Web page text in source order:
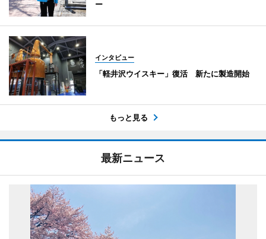
ー
インタビュー
「軽井沢ウイスキー」復活 新たに製造開始
もっと見る
最新ニュース